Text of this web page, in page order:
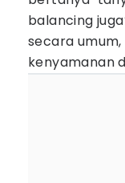
balancing
secara
kenyamanan